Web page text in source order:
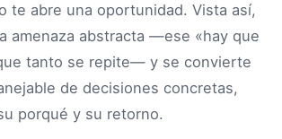
te abre una oportunidad. Vista así,
amenaza abstracta —ese «hay que
tanto se repite— y se convierte
de decisiones concretas,
porqué y su retorno.